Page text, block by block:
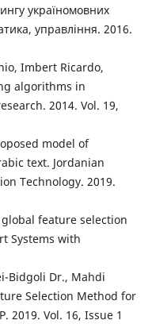
україномовних
управління. 2016.
Imbert Ricardo,
algorithms in
2014. Vol. 19,
model of
text. Jordanian
Technology. 2019.
feature selection
Systems with
Bidgoli Dr., Mahdi
Selection Method for
2019. Vol. 16, Issue 1